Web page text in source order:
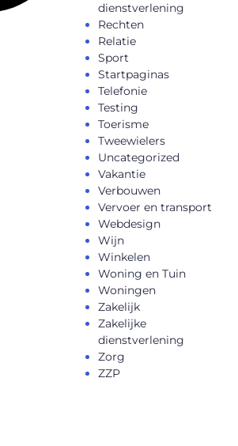
dienstverlening
Rechten
Relatie
Sport
Startpaginas
Telefonie
Testing
Toerisme
Tweewielers
Uncategorized
Vakantie
Verbouwen
Vervoer en transport
Webdesign
Wijn
Winkelen
Woning en Tuin
Woningen
Zakelijk
Zakelijke
dienstverlening
Zorg
ZZP